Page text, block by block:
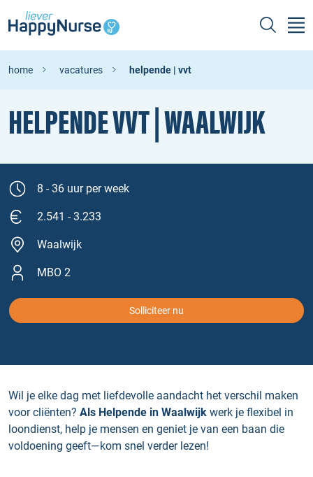
home vacatures helpende | vvt
HELPENDE VVT | WAALWIJK
8 - 36 uur per week
2.541 - 3.233
Waalwijk
MBO 2
Solliciteer nu
Wil je elke dag met liefdevolle aandacht het verschil maken
voor cliënten? Als Helpende in Waalwijk werk je flexibel in
loondienst, help je mensen en geniet je van een baan die
voldoening geeft—kom snel verder lezen!